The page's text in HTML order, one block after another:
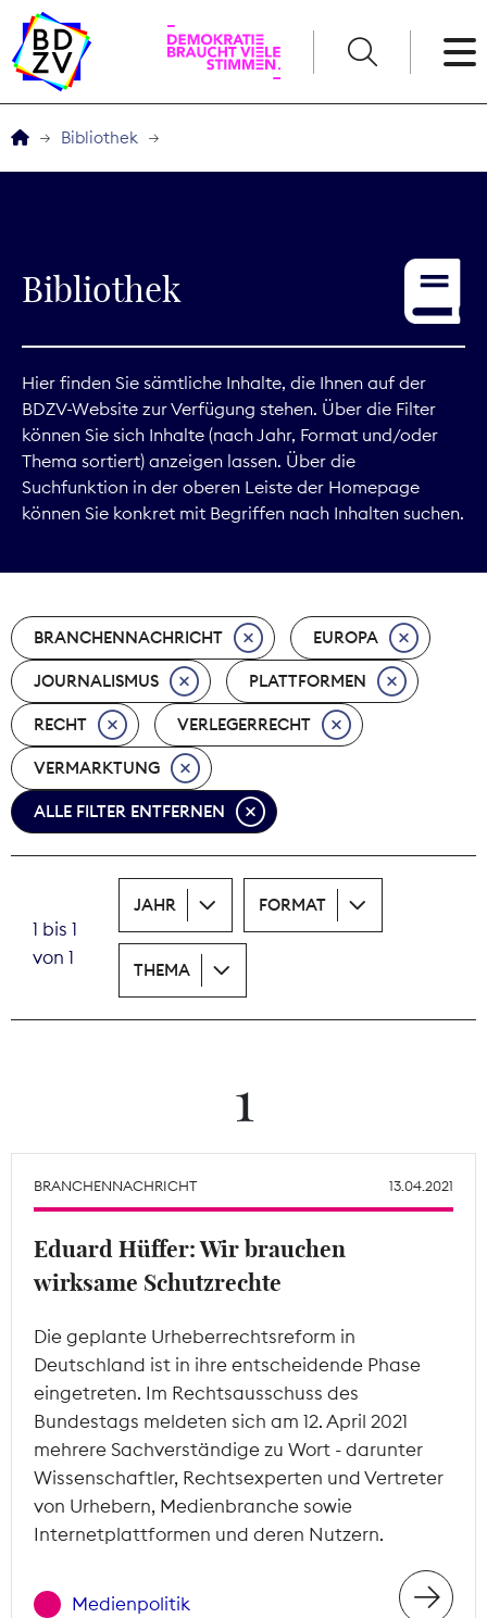
Service
Digitales
Kommunikation
Marktdaten
Nachhaltigkeit
Nachwuchs
Nova Award
Pressefreiheit
Print
Recht
Tarifpolitik
Theodor-Wolff-Preis
Mitgliederbereich
Bibliothek
Bibliothek
Hier finden Sie sämtliche Inhalte, die Ihnen auf der
BDZV-Website zur Verfügung stehen. Über die Filter
können Sie sich Inhalte (nach Jahr, Format und/oder
Thema sortiert) anzeigen lassen. Über die
Suchfunktion in der oberen Leiste der Homepage
können Sie konkret mit Begriffen nach Inhalten suchen.
BRANCHENNACHRICHT EUROPA
JOURNALISMUS PLATTFORMEN
RECHT VERLEGERRECHT
VERMARKTUNG
ALLE FILTER ENTFERNEN
1 bis 1
von 1
JAHR FORMAT
THEMA
1
BRANCHENNACHRICHT 13.04.2021
Eduard Hüffer: Wir brauchen
wirksame Schutzrechte
Die geplante Urheberrechtsreform in
Deutschland ist in ihre entscheidende Phase
eingetreten. Im Rechtsausschuss des
Bundestags meldeten sich am 12. April 2021
mehrere Sachverständige zu Wort - darunter
Wissenschaftler, Rechtsexperten und Vertreter
von Urhebern, Medienbranche sowie
Internetplattformen und deren Nutzern.
Medienpolitik